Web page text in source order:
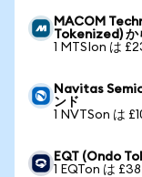
MACOM
Tokenized) か
1 MTSIon は
Navitas
ンド
1 NVTSon は
EQT (Ondo
1 EQTon は